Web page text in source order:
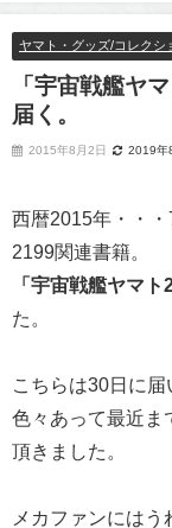
ヤマト・グッズ/コレクシ
「宇宙戦艦ヤ
届く。
2015年8月2日 2019年
西暦2015年・・
2199関連書籍。
「宇宙戦艦ヤマト
た。
こちらは30日に届
色々あって最近ま
頂きました。
メカファンには